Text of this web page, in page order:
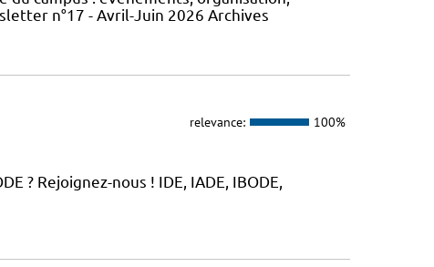
n°17 - Avril-Juin 2026 Archives
relevance: 100%
? Rejoignez-nous ! IDE, IADE, IBODE,